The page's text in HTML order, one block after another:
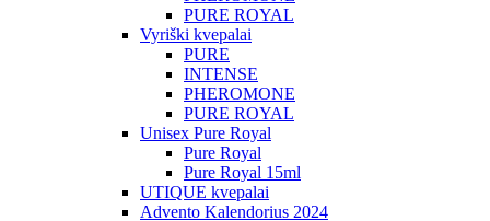
PURE ROYAL
Vyriški kvepalai
PURE
INTENSE
PHEROMONE
PURE ROYAL
Unisex Pure Royal
Pure Royal
Pure Royal 15ml
UTIQUE kvepalai
Advento Kalendorius 2024